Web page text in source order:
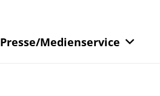
Presse/Medienservice